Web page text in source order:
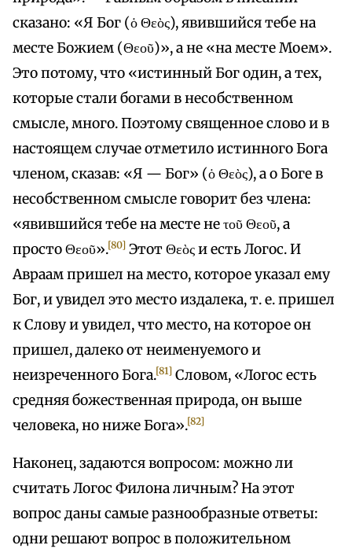
сказано: «Я Бог (ὁ Θεὸς), явившийся тебе на
месте Божием (Θεοῦ)», а не «на месте Моем».
Это потому, что «истинный Бог один, а тех,
которые стали богами в несобственном
смысле, много. Поэтому священное слово и в
настоящем случае отметило истинного Бога
членом, сказав: «Я — Бог» (ὁ Θεὸς), а о Боге в
несобственном смысле говорит без члена:
«явившийся тебе на месте не τοῦ Θεοῦ, а
просто Θεοῦ».[80] Этот Θεὸς и есть Логос. И
Авраам пришел на место, которое указал ему
Бог, и увидел это место издалека, т. е. пришел
к Слову и увидел, что место, на которое он
пришел, далеко от неименуемого и
неизреченного Бога.[81] Словом, «Логос есть
средняя божественная природа, он выше
человека, но ниже Бога».[82]
Наконец, задаются вопросом: можно ли
считать Логос Филона личным? На этот
вопрос даны самые разнообразные ответы:
одни решают вопрос в положительном